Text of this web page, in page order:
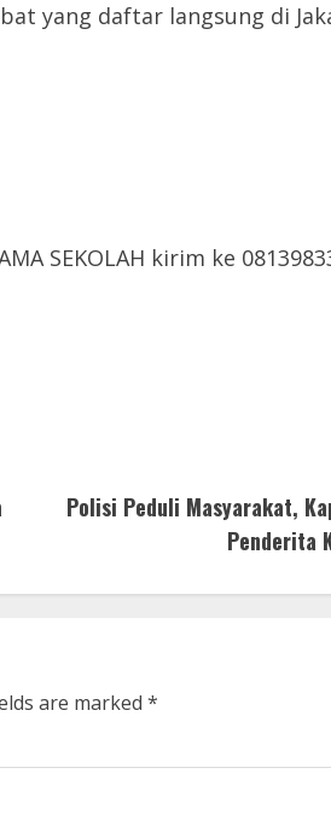
yang daftar langsung di
SEKOLAH kirim ke
Polisi Peduli Masyarakat,
Penderita
are marked *